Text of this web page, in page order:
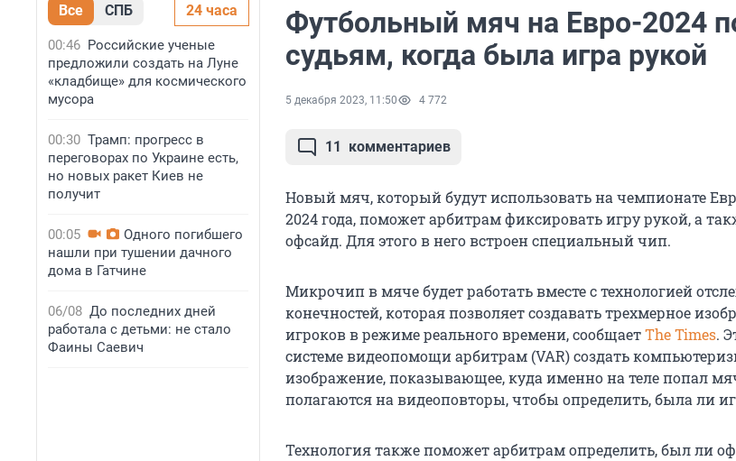
Все СПБ 24 часа
00:46 Российские ученые
предложили создать на Луне
«кладбище» для космического
мусора
00:30 Трамп: прогресс в
переговорах по Украине есть,
но новых ракет Киев не
получит
00:05
Одного погибшего
нашли при тушении дачного
дома в Гатчине
06/08 До последних дней
работала с детьми: не стало
Фаины Саевич
Футбольный мяч на Евро-2024
судьям, когда была игра рукой
5 декабря 2023, 11:50 4 772
11 комментариев
Новый мяч, который будут использовать на чемпионате
2024 года, поможет арбитрам фиксировать игру рукой, а
офсайд. Для этого в него встроен специальный чип.
Микрочип в мяче будет работать вместе с технологией
конечностей, которая позволяет создавать трехмерное
игроков в режиме реального времени, сообщаетThe Times.
системе видеопомощи арбитрам (VAR) создать
изображение, показывающее, куда именно на теле попал
полагаются на видеоповторы, чтобы определить, была ли
Технология также поможет арбитрам определить, был ли